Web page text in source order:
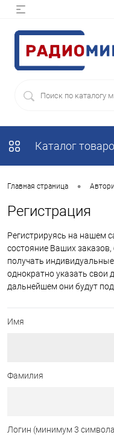
Каталог
Главная страница •
Регистрация
Регистрируясь на нашем
состояние Ваших
получать
однократно указать свои
дальнейшем они будут
Имя
Фамилия
Логин (минимум 3